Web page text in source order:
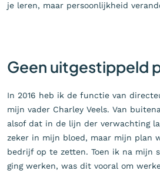
je leren, maar persoonlijkheid
Geen uitgestippeld
In 2016 heb ik de functie van
mijn vader Charley Veels. Van
alsof dat in de lijn der verwachting
zeker in mijn bloed, maar mijn plan
bedrijf op te zetten. Toen ik na mijn
ging werken, was dit vooral om